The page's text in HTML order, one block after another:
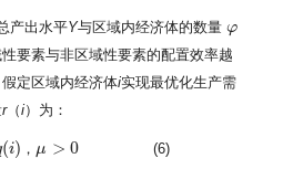
产出水平Y与区域内经济体的数量φ
φ
要素与非区域性要素的配置效率越
定区域内经济体i实现最优化生产需
r（i）为：
(i) ， μ > 0
0 (6)